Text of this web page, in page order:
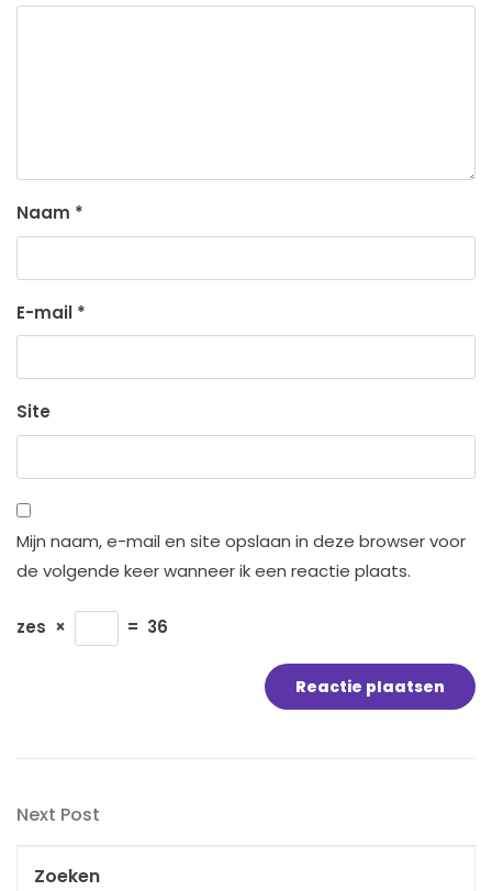
Naam *
E-mail *
Site
Mijn naam, e-mail en site opslaan in deze browser voor
de volgende keer wanneer ik een reactie plaats.
zes × = 36
Next
Next Post
Zoeken